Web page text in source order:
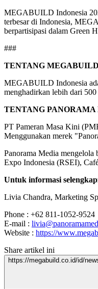
MEGABUILD Indonesia
terbesar di Indonesia,
berpartisipasi dalam Green
###
TENTANG
MEGABUILD Indonesia
menghadirkan lebih dari
TENTANG
PT Pameran Masa Kini
Menggunakan merek
Panorama Media
Expo Indonesia (RSEI),
Untuk informasi
Livia Chandra, Marketing
Phone : +62 811-1052-9524
E-mail :
Website : https://
Share artikel ini
https://megabuild.co.id/id/